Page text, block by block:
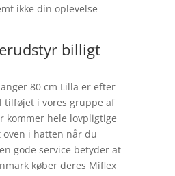
ikke din oplevelse
billigt
80 cm Lilla er efter
tilføjet i vores gruppe af
kommer hele lovpligtige
i hatten når du
gode service betyder at
køber deres Miflex